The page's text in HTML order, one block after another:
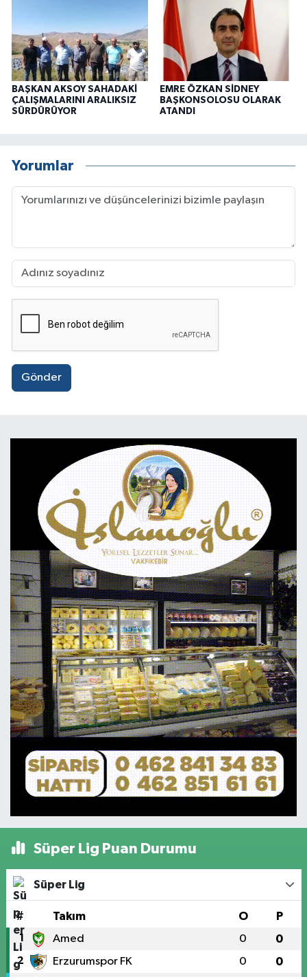
BAŞKAN AKSOY SAHADAKİ
ÇALIŞMALARINI ARALIKSIZ
SÜRDÜRÜYOR
EMRE ÖZKAN SİDNEY
BAŞKONSOLOSU OLARAK
ATANDI
Yorumlar
Gönder
Süper Lig Puan Durumu
Süper Lig
# Takım O P
1 Amed 0 0
2 Erzurumspor FK 0 0